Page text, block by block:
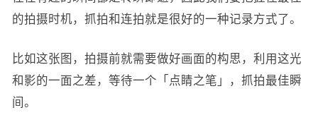
的拍摄时机，抓拍和连拍就是很好的一种记录方式了。
比如这张图，拍摄前就需要做好画面的构思，利用这光
和影的一面之差，等待一个「点睛之笔」，抓拍最佳瞬
间。